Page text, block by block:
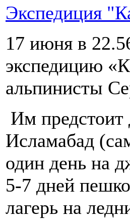
Экспедиция
17 июня в
экспедицию
альпинисты
Им
Исламабад
один день на
5-7 дней
лагерь на